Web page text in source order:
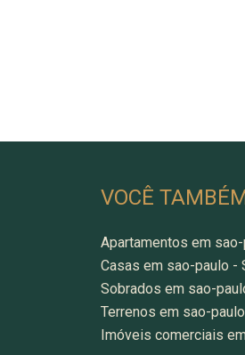
VOCÊ
Apartamentos em
Casas em sao-paulo -
Sobrados em sao-
Terrenos em sao-
Imóveis comerciais